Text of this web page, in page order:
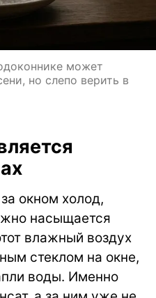
может
но слепо верить в
окном холод,
насыщается
влажный воздух
стеклом на окне,
воды. Именно